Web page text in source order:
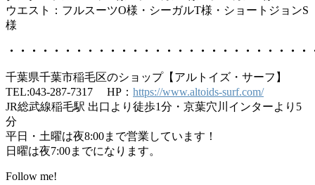
ウエスト：フルスーツO様・シーガルT様・ショートジョンS
様
・・・・・・・・・・・・・・・・・・・・・・・・・・
千葉県千葉市稲毛区のショップ【アルトイズ・サーフ】
TEL:043-287-7317 HP： https://www.altoids-surf.com/
JR総武線稲毛駅 出口より徒歩1分・京葉穴川インターより5
分
平日・土曜は夜8:00まで営業しています！
日曜は夜7:00までになります。
Follow me!